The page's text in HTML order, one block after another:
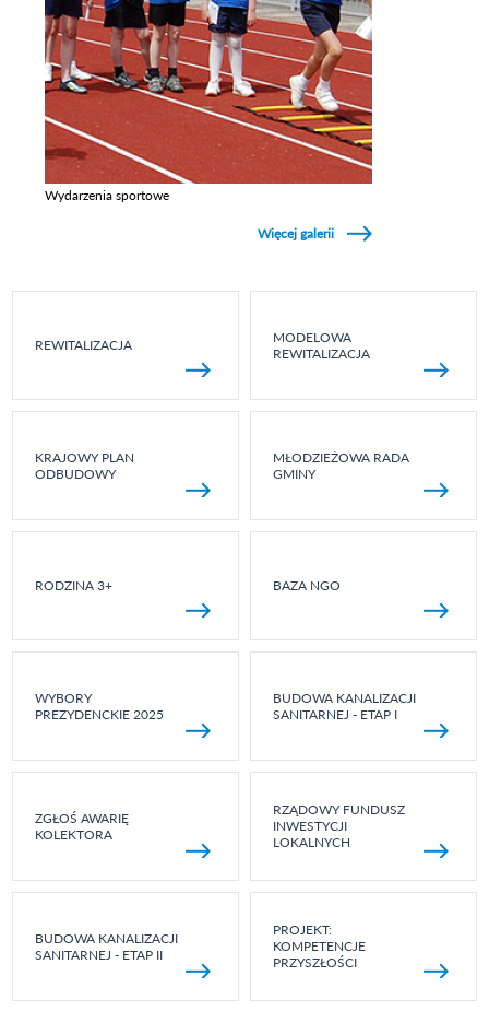
Wydarzenia sportowe
Więcej galerii
REWITALIZACJA
MODELOWA
REWITALIZACJA
KRAJOWY PLAN
ODBUDOWY
MŁODZIEŻOWA RADA
GMINY
RODZINA 3+ BAZA NGO
WYBORY
PREZYDENCKIE 2025
BUDOWA KANALIZACJI
SANITARNEJ - ETAP I
ZGŁOŚ AWARIĘ
KOLEKTORA
RZĄDOWY FUNDUSZ
INWESTYCJI
LOKALNYCH
BUDOWA KANALIZACJI
SANITARNEJ - ETAP II
PROJEKT:
KOMPETENCJE
PRZYSZŁOŚCI